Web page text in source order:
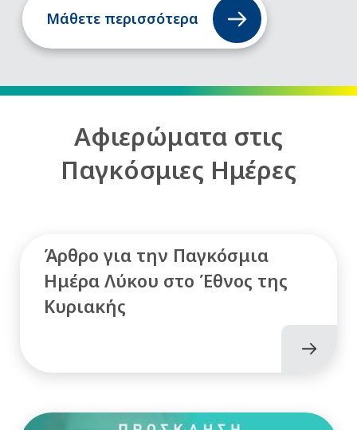
Μάθετε περισσότερα
Αφιερώματα στις
Παγκόσμιες Ημέρες
Άρθρο για την Παγκόσμια
Ημέρα Λύκου στο Έθνος της
Κυριακής